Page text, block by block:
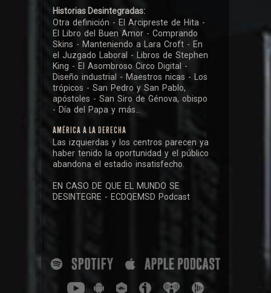
Historias Desintegradas:
Otra definición - El Arcipreste de Hita -
El Libro del Buen Amor - Comprando
Skins - Manteniendo a Lara Croft - En
el Juzgado Laboral - Libros de Stephen
King - El Asombroso Circo Digital -
Diseño industrial - Maestros nicas - Los
trópicos - San Pedro y San Pablo,
apóstoles - San Siro de Génova, obispo
- Día del Papa y más...
AMÉRICA A LA DERECHA
Las izquierdas y los centros parecen ya
haber tenido la oportunidad y el público
abandona el estadio insatisfecho.
EN CASO DE QUE EL MUNDO SE
DESINTEGRE - ECDQEMSD Podcast